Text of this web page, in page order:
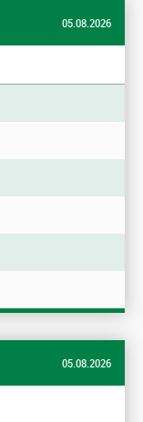
05.08.2026
05.08.2026